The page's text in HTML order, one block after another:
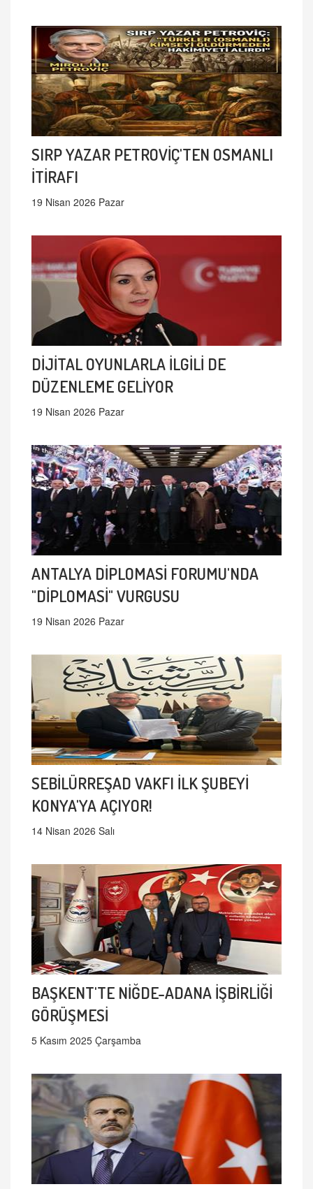
SIRP YAZAR PETROVİÇ'TEN OSMANLI
İTİRAFI
19 Nisan 2026 Pazar
DİJİTAL OYUNLARLA İLGİLİ DE
DÜZENLEME GELİYOR
19 Nisan 2026 Pazar
ANTALYA DİPLOMASİ FORUMU'NDA
"DİPLOMASİ" VURGUSU
19 Nisan 2026 Pazar
SEBİLÜRREŞAD VAKFI İLK ŞUBEYİ
KONYA'YA AÇIYOR!
14 Nisan 2026 Salı
BAŞKENT'TE NİĞDE-ADANA İŞBİRLİĞİ
GÖRÜŞMESİ
5 Kasım 2025 Çarşamba